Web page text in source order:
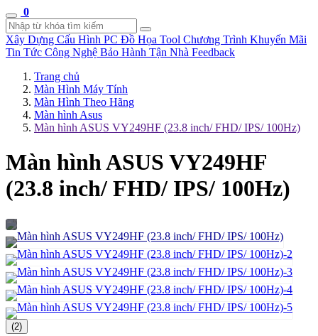
0
Xây Dựng Cấu Hình PC Đồ Họa Tool Chương Trình Khuyến Mãi
Tin Tức Công Nghệ Bảo Hành Tận Nhà Feedback
Trang chủ
Màn Hình Máy Tính
Màn Hình Theo Hãng
Màn hình Asus
Màn hình ASUS VY249HF (23.8 inch/ FHD/ IPS/ 100Hz)
Màn hình ASUS VY249HF
(23.8 inch/ FHD/ IPS/ 100Hz)
(2)